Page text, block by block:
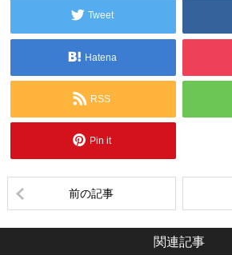
Tweet
Hatena
RSS
Pin it
前の記事
関連記事